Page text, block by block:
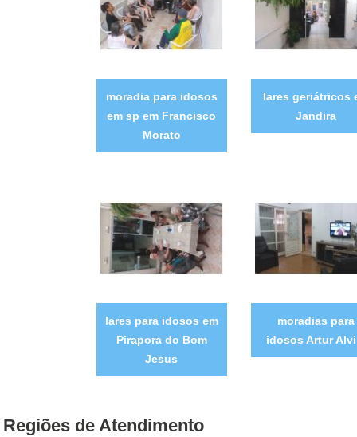
moradia para idosos
em sp em Francisco
Morato
lares geriátricos
Jandira
lares para idosos em
Pirapora do Bom
Jesus
moradias para
idosos Artur
Regiões de Atendimento